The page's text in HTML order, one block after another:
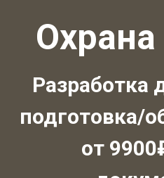
Охрана
Разработка
подготовка/
от